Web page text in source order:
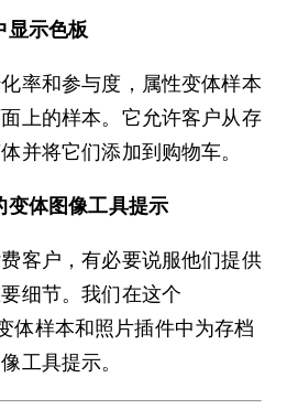
显示色板
率和参与度，属性变体样本
上的样本。它允许客户从存
并将它们添加到购物车。
变体图像工具提示
客户，有必要说服他们提供
细节。我们在这个
体样本和照片插件中为存档
工具提示。